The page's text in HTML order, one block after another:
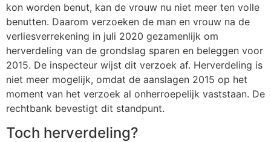
kon worden benut, kan de vrouw nu niet meer ten volle
benutten. Daarom verzoeken de man en vrouw na de
verliesverrekening in juli 2020 gezamenlijk om
herverdeling van de grondslag sparen en beleggen voor
2015. De inspecteur wijst dit verzoek af. Herverdeling is
niet meer mogelijk, omdat de aanslagen 2015 op het
moment van het verzoek al onherroepelijk vaststaan. De
rechtbank bevestigt dit standpunt.
Toch herverdeling?